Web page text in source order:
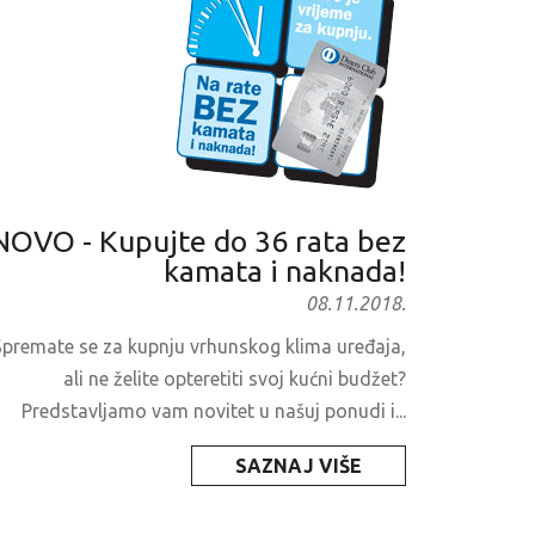
- Kupujte do 36 rata bez
kamata i naknada!
08.11.2018.
se za kupnju vrhunskog klima uređaja,
ali ne želite opteretiti svoj kućni budžet?
Predstavljamo vam novitet u našuj ponudi i...
SAZNAJ VIŠE